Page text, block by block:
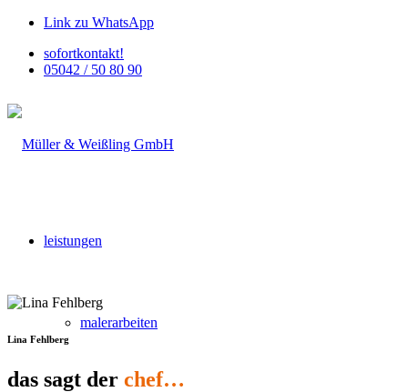
Link zu WhatsApp
sofortkontakt!
05042 / 50 80 90
leistungen
malerarbeiten
Lina Fehlberg
das sagt der chef…